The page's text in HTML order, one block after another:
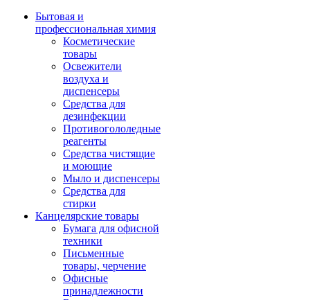
Бытовая и
профессиональная химия
Косметические
товары
Освежители
воздуха и
диспенсеры
Средства для
дезинфекции
Противогололедные
реагенты
Средства чистящие
и моющие
Мыло и диспенсеры
Средства для
стирки
Канцелярские товары
Бумага для офисной
техники
Письменные
товары, черчение
Офисные
принадлежности